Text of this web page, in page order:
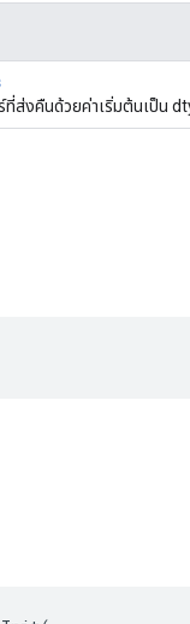
ที่ส่งคืนด้วยค่าเริ่มต้นเป็น